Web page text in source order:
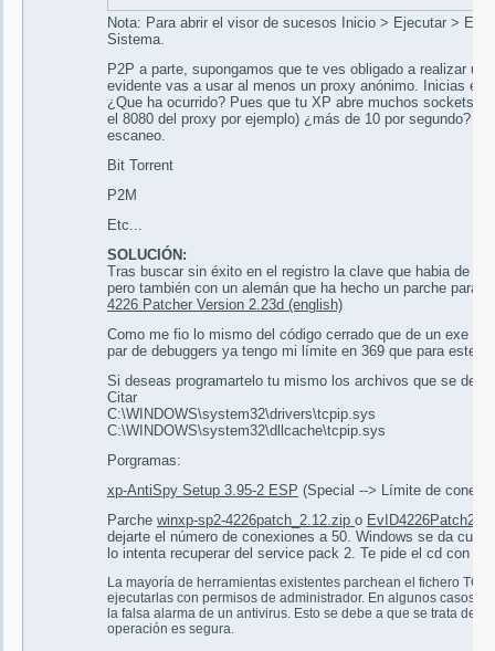
Nota: Para abrir el visor de sucesos Inicio > Ejecutar >
Sistema.
P2P a parte, supongamos que te ves obligado a realizar
evidente vas a usar al menos un proxy anónimo. Inicias el
¿Que ha ocurrido? Pues que tu XP abre muchos sockets
el 8080 del proxy por ejemplo) ¿más de 10 por segundo?
escaneo.
Bit Torrent
P2M
Etc...
SOLUCIÓN:
Tras buscar sin éxito en el registro la clave que habia de
pero también con un alemán que ha hecho un parche para
4226 Patcher Version 2.23d (english)
Como me fio lo mismo del código cerrado que de un exe
par de debuggers ya tengo mi límite en 369 que para este
Si deseas programartelo tu mismo los archivos que se
Citar
C:\WINDOWS\system32\drivers\tcpip.sys
C:\WINDOWS\system32\dllcache\tcpip.sys
Porgramas:
xp-AntiSpy Setup 3.95-2 ESP (Special --> Límite de
Parche winxp-sp2-4226patch_2.12.zip o
dejarte el número de conexiones a 50. Windows se da
lo intenta recuperar del service pack 2. Te pide el cd con
La mayoría de herramientas existentes parchean el fichero
ejecutarlas con permisos de administrador. En algunos casos
la falsa alarma de un antivirus. Esto se debe a que se trata de
operación es segura.